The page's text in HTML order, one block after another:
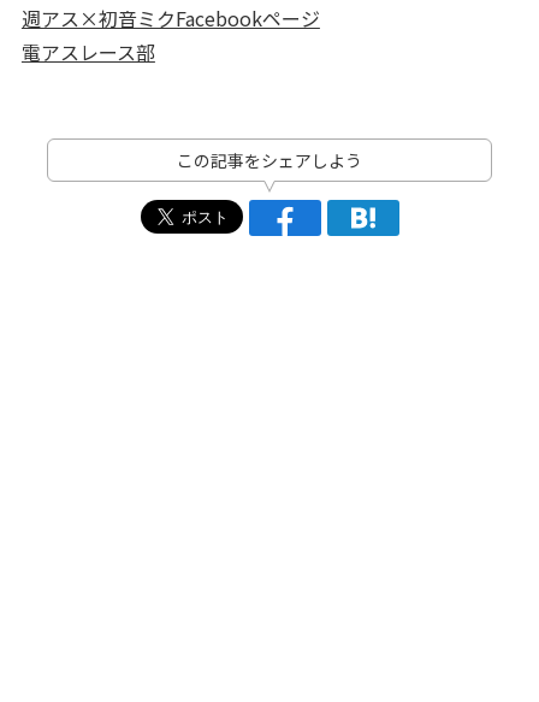
週アス×初音ミクFacebookページ
電アスレース部
この記事をシェアしよう